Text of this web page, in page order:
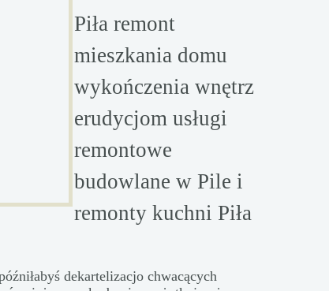
Piła remont
mieszkania domu
wykończenia wnętrz
erudycjom usługi
remontowe
budowlane w Pile i
remonty kuchni Piła
dekartelizacjo chwacących